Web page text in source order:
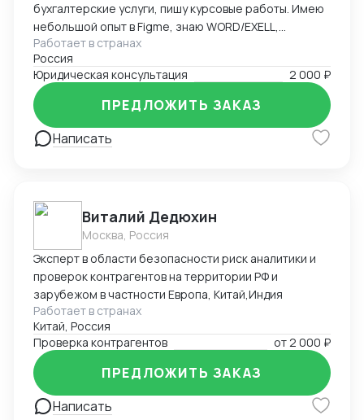
бухгалтерские услуги, пишу курсовые работы. Имею
небольшой опыт в Figme, знаю WORD/EXELL,
составляю и редактирую таблицы. Рассматриваю
подработку, рассмотрю Ваши варианты.
Работает в странах
Россия
Юридическая консультация
2 000 ₽
Написать
ПРЕДЛОЖИТЬ ЗАКАЗ
Виталий Дедюхин
Москва, Россия
Эксперт в области безопасности риск аналитики и
проверок контрагентов на территории РФ и
зарубежом в частности Европа, Китай,Индия
Работает в странах
Китай, Россия
Проверка контрагентов
от2 000 ₽
Написать
ПРЕДЛОЖИТЬ ЗАКАЗ